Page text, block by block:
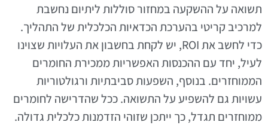
תשואה על ההשקעה במחזור סוללות ליתיום נחשבת
למרכיב קריטי בהערכת הכדאיות הכלכלית של התהליך.
כדי לחשב את ROI, יש לקחת בחשבון את העלויות שצוינו
לעיל, יחד עם ההכנסות האפשריות ממכירת החומרים
הממוחזרים. בנוסף, השפעות סביבתיות ורגולטוריות
עשויות גם להשפיע על התשואה. ככל שהדרישה לחומרים
ממוחזרים תגדל, כך ייתכן שזוהי הזדמנות כלכלית גדולה.